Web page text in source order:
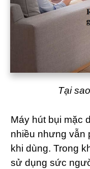
Tại
Máy hút bụi mặc
nhiều nhưng vẫn
khi dùng. Trong
sử dụng sức